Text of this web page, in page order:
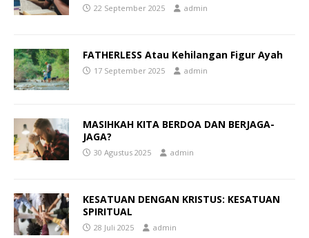
22 September 2025 admin
FATHERLESS Atau Kehilangan Figur Ayah
17 September 2025 admin
MASIHKAH KITA BERDOA DAN BERJAGA-
JAGA?
30 Agustus 2025 admin
KESATUAN DENGAN KRISTUS: KESATUAN
SPIRITUAL
28 Juli 2025 admin